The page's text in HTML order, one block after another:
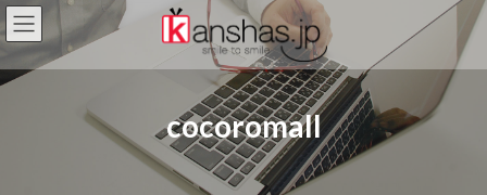
コ
ン
ン
ナ
ビ
ー
cocoromall